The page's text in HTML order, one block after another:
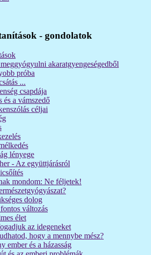
- gondolatok
akaratgyengeségedből
próba
...
csapdája
és a vámszedő
céljai
lényege
- Az együttjárásról
mondom: Ne féljetek!
dolog
változás
élet
az idegeneket
hogy a mennybe mész?
ember és a házasság